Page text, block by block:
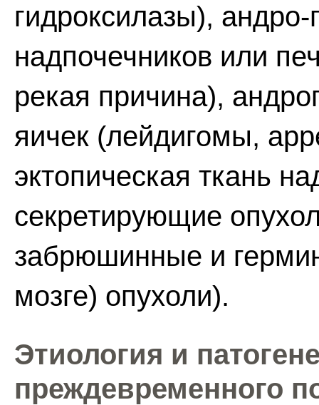
гидроксилазы),
надпочечников или
рекая причина),
яичек (лейдигомы,
эктопическая ткань
секретирующие
забрюшинные и
мозге) опухоли).
Этиология и
преждевременного